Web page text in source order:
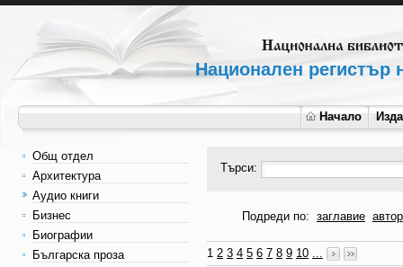
Национален регистър
Начало
Общ отдел
Архитектура
Аудио книги
Бизнес
Биографии
Българска проза
Търси:
Подреди по: заглавие автор
1 2 3 4 5 6 7 8 9 10 ...